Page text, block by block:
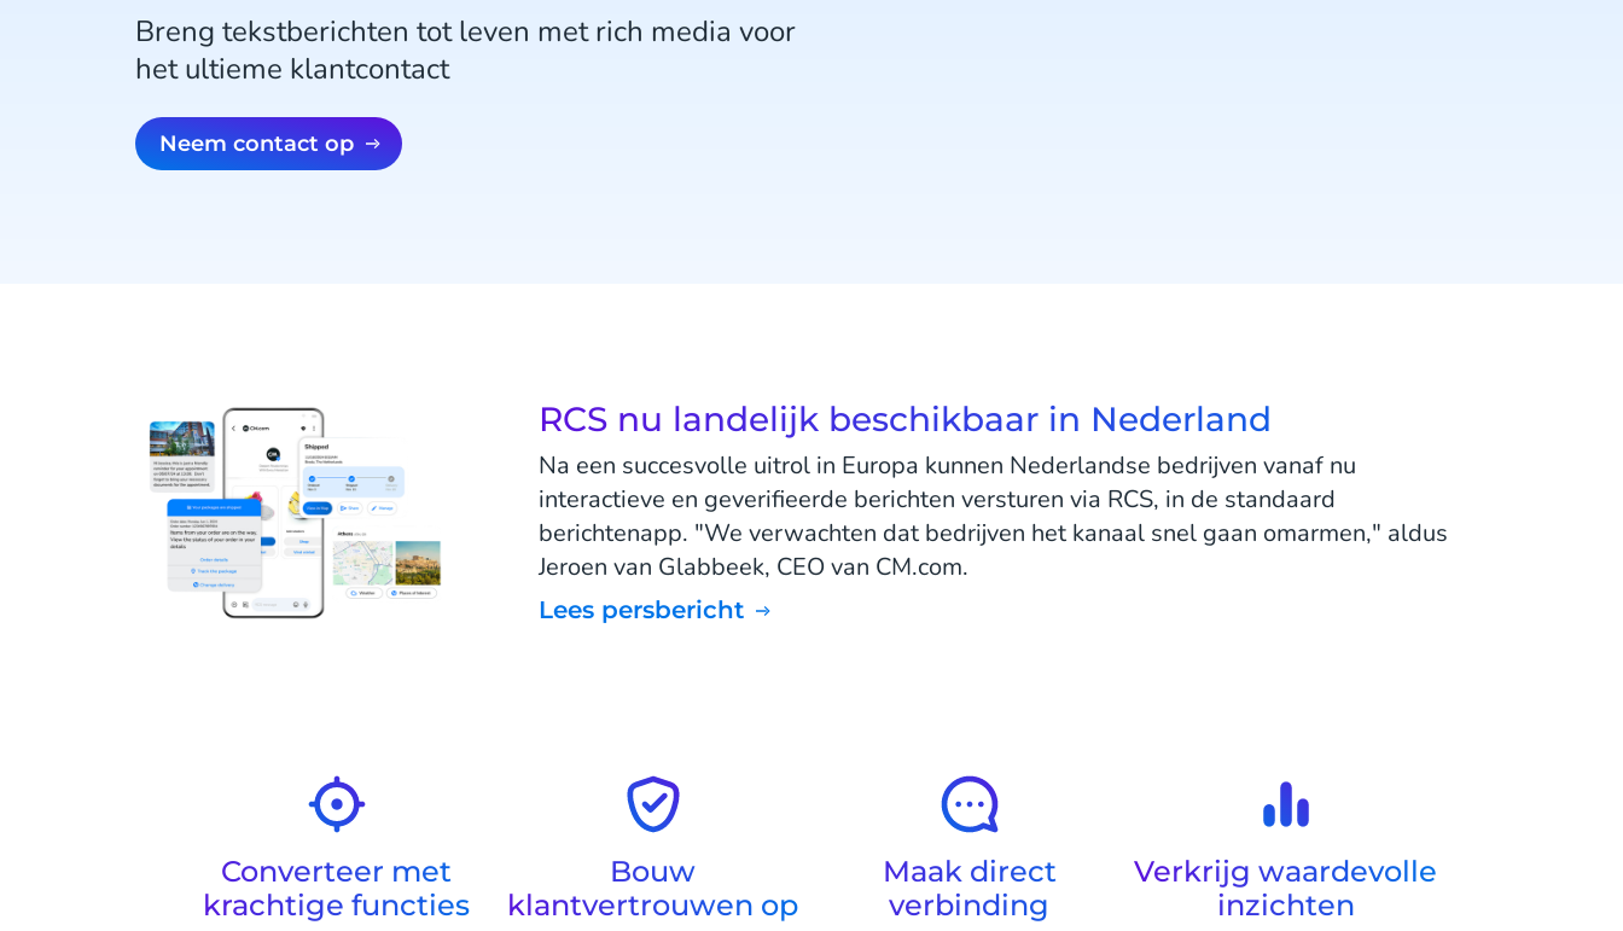
Breng tekstberichten tot leven met rich media voor
het ultieme klantcontact
Neem contact op
RCS nu landelijk beschikbaar in Nederland
Na een succesvolle uitrol in Europa kunnen Nederlandse bedrijven vanaf nu
interactieve en geverifieerde berichten versturen via RCS, in de standaard
berichtenapp. "We verwachten dat bedrijven het kanaal snel gaan omarmen," aldus
Jeroen van Glabbeek, CEO van CM.com.
Lees persbericht
Converteer met
krachtige functies
Bouw
klantvertrouwen op
Maak direct
verbinding
Verkrijg waardevolle
inzichten